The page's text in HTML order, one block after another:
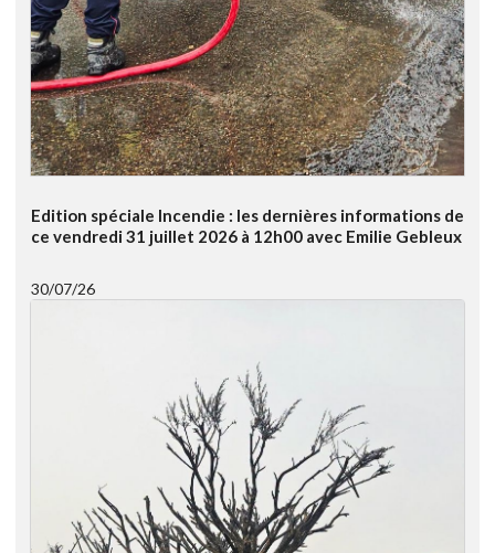
Edition spéciale Incendie : les dernières informations de
ce vendredi 31 juillet 2026 à 12h00 avec Emilie Gebleux
30/07/26